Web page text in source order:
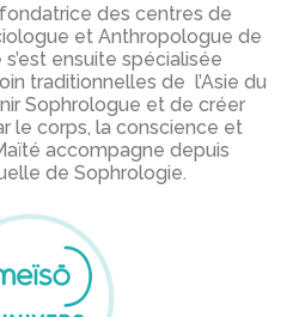
des centres de
et Anthropologue de
ensuite spécialisée
traditionnelles de l’Asie du
Sophrologue et de créer
le corps, la conscience et
accompagne depuis
de Sophrologie.